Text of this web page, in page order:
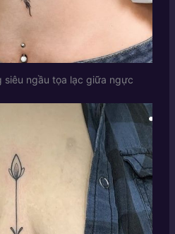
siêu ngầu tọa lạc giữa ngực